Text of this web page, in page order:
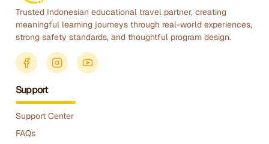
Trusted Indonesian educational travel partner, creating
meaningful learning journeys through real-world experiences,
strong safety standards, and thoughtful program design.
Support
Support Center
FAQs